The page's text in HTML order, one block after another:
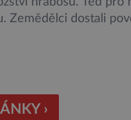
Zemědělci dostali
kontrolního a
›